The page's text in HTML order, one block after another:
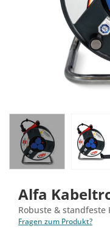
Alfa
Robuste &
Fragen zum Produkt?